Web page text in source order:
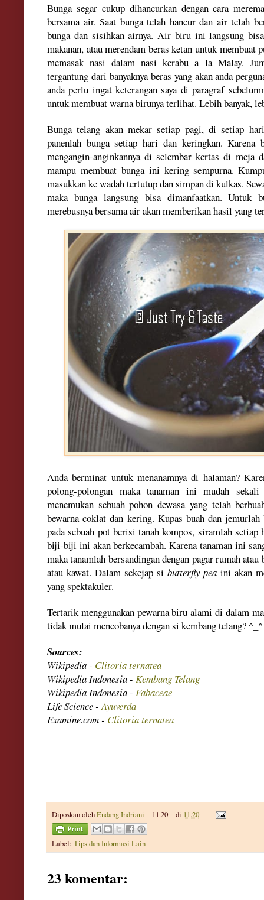
Bunga segar cukup dihancurkan dengan cara
bersama air. Saat bunga telah hancur dan air telah
bunga dan sisihkan airnya. Air biru ini langsung
makanan, atau merendam beras ketan untuk
memasak nasi dalam nasi kerabu a la Malay.
tergantung dari banyaknya beras yang akan anda
anda perlu ingat keterangan saya di paragraf
untuk membuat warna birunya terlihat. Lebih banyak,
Bunga telang akan mekar setiap pagi, di setiap
panenlah bunga setiap hari dan keringkan. Karena
mengangin-anginkannya di selembar kertas di meja
mampu membuat bunga ini kering sempurna.
masukkan ke wadah tertutup dan simpan di kulkas.
maka bunga langsung bisa dimanfaatkan. Untuk
merebusnya bersama air akan memberikan hasil yang
Anda berminat untuk menanamnya di halaman?
polong-polongan maka tanaman ini mudah
menemukan sebuah pohon dewasa yang telah
bewarna coklat dan kering. Kupas buah dan
pada sebuah pot berisi tanah kompos, siramlah setiap
biji-biji ini akan berkecambah. Karenatanaman ini
maka tanamlah bersandingan dengan pagar rumah atau
atau kawat. Dalam sekejap si butterfly pea ini akan
yang spektakuler.
Tertarik menggunakan pewarna biru alami di dalam
tidak mulai mencobanya dengan si kembang telang? ^_^
Sources:
Wikipedia - Clitoria ternatea
Wikipedia Indonesia - Kembang Telang
Wikipedia Indonesia - Fabaceae
Life Science -Ayuverda
Examine.com - Clitoria ternatea
Diposkan olehEndang Indriani 11.20 di 11.20
Label: Tips dan Informasi Lain
23 komentar: